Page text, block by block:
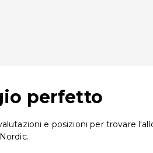
perfetto
e posizioni per trovare